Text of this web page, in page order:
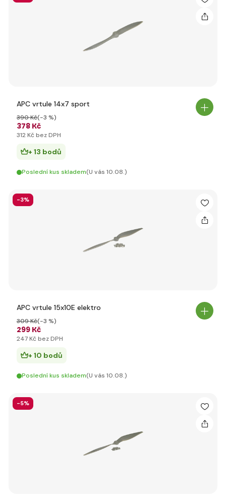
APC vrtule 14x7 sport
378 Kč
390 Kč(-3 %)
312 Kč bez DPH
+ 13 bodů
Poslední kus skladem(U vás 10.08.)
-3%
APC vrtule 15x10E elektro
299 Kč
309 Kč(-3 %)
247 Kč bez DPH
+ 10 bodů
Poslední kus skladem(U vás 10.08.)
-5%